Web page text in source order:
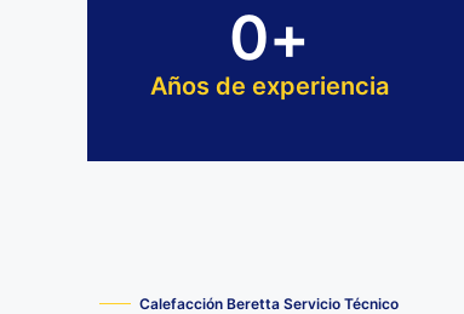
Años de experiencia
0+
Calefacción Beretta Servicio Técnico